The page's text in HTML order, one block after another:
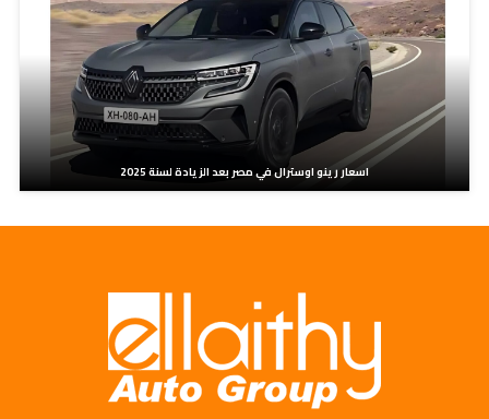
اسعار رينو اوسترال في مصر بعد الزيادة لسنة 2025